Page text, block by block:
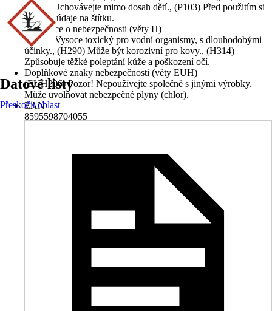
(P102) Uchovávejte mimo dosah dětí., (P103) Před použitím si
přečtěte údaje na štítku.
Informace o nebezpečnosti (věty H)
(H410) Vysoce toxický pro vodní organismy, s dlouhodobými
účinky., (H290) Může být korozivní pro kovy., (H314)
Způsobuje těžké poleptání kůže a poškození očí.
Doplňkové znaky nebezpečnosti (věty EUH)
(EUH206) Pozor! Nepoužívejte společně s jinými výrobky.
Může uvolňovat nebezpečné plyny (chlor).
EAN
8595598704055
Datové listy
Přeskočit oblast